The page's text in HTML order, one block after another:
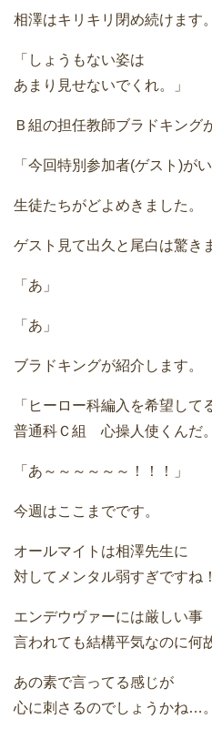
相澤はキリキリ閉め続けます。
「しょうもない姿は
あまり見せないでくれ。」
Ｂ組の担任教師ブラドキング
「今回特別参加者(ゲスト)がい
生徒たちがどよめきました。
ゲスト見て出久と尾白は驚き
「あ」
「あ」
ブラドキングが紹介します。
「ヒーロー科編入を希望して
普通科Ｃ組 心操人使くんだ
「あ～～～～～～！！！」
今週はここまでです。
オールマイトは相澤先生に
対してメンタル弱すぎですね！
エンデウヴァーには厳しい事
言われても結構平気なのに何
あの素で言ってる感じが
心に刺さるのでしょうかね…。